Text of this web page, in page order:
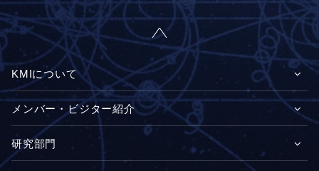
KMIについて
メンバー・ビジター紹介
研究部門